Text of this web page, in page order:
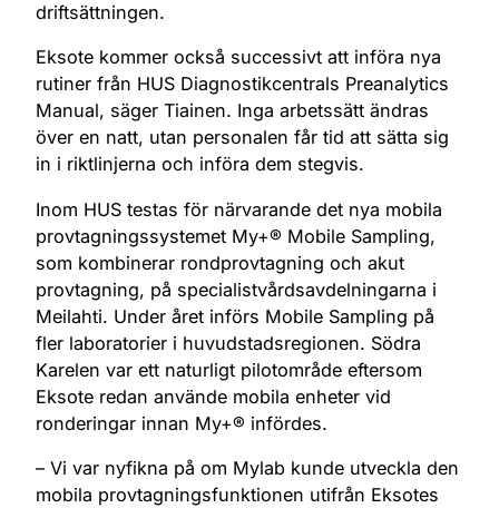
driftsättningen.
Eksote kommer också successivt att införa nya
rutiner från HUS Diagnostikcentrals Preanalytics
Manual, säger Tiainen. Inga arbetssätt ändras
över en natt, utan personalen får tid att sätta sig
in i riktlinjerna och införa dem stegvis.
Inom HUS testas för närvarande det nya mobila
provtagningssystemet My+® Mobile Sampling,
som kombinerar rondprovtagning och akut
provtagning, på specialistvårdsavdelningarna i
Meilahti. Under året införs Mobile Sampling på
fler laboratorier i huvudstadsregionen. Södra
Karelen var ett naturligt pilotområde eftersom
Eksote redan använde mobila enheter vid
ronderingar innan My+® infördes.
– Vi var nyfikna på om Mylab kunde utveckla den
mobila provtagningsfunktionen utifrån Eksotes